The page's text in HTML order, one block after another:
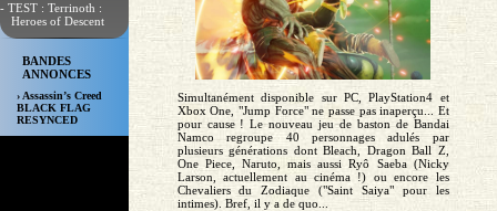
- TEST : Terrinoth :
Heroes of Descent
BANDES
ANNONCES
› Assassin’s Creed
BLACK FLAG
RESYNCED
Simultanément disponible sur PC, PlayStation4 et
Xbox One, "Jump Force" ne passe pas inaperçu... Et
pour cause ! Le nouveau jeu de baston de Bandai
Namco regroupe 40 personnages adulés par
plusieurs générations dont Bleach, Dragon Ball Z,
One Piece, Naruto, mais aussi Ryô Saeba (Nicky
Larson, actuellement au cinéma !) ou encore les
Chevaliers du Zodiaque ("Saint Saiya" pour les
intimes). Bref, il y a de quo...